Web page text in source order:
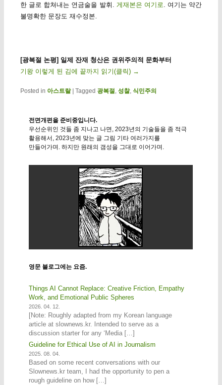
한 글로 합쳐내는 연금술을 발휘. 게재본은 여기로
. 여기는 약간
불명확한 문장도 재수정본.
[광복절 논평] 일제 잔재 청산은 권위주의적 문화부터
기왕 이렇게 된 김에 끝까지 읽기(클릭) →
Posted in 아스트랄 Tagged 광복절, 성찰, 식민주의
전면개편을 준비중입니다.
우선순위인 것들 좀 지나고 나면, 2023년의 기술들을 좀 적극
활용해서, 2023년에 맞는 글 그림 기타 여러가지를
만들어가며. 하지만 원래의 갬성을 그대로 이어가며.
영문 블로그에는 요즘.
Things AI Cannot Replace: Creative Friction, Empathy
Work, and Emotional Public Spheres
2026. 04. 12.
[Note: Roughly adapted from my Korean language
article at slownews.kr. Intended to serve as a
discussion starter for any ‘Media […]
Guideline for Ethical Use of AI in Journalism
2025. 08. 04.
Based on some recent conversations with our
Slownews.kr team, I had the opportunity to pen a
rough guideline on how […]